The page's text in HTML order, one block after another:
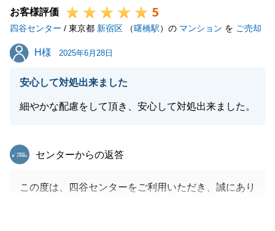
す。
お客様評価 5
四谷センター / 東京都 新宿区 （曙橋駅）の マンション を ご売却
H様
H様 2025年6月28日
安心して対処出来ました
細やかな配慮をして頂き、安心して対処出来ました。
東急リバブル
センターからの返答
この度は、四谷センターをご利用いただき、誠にあり